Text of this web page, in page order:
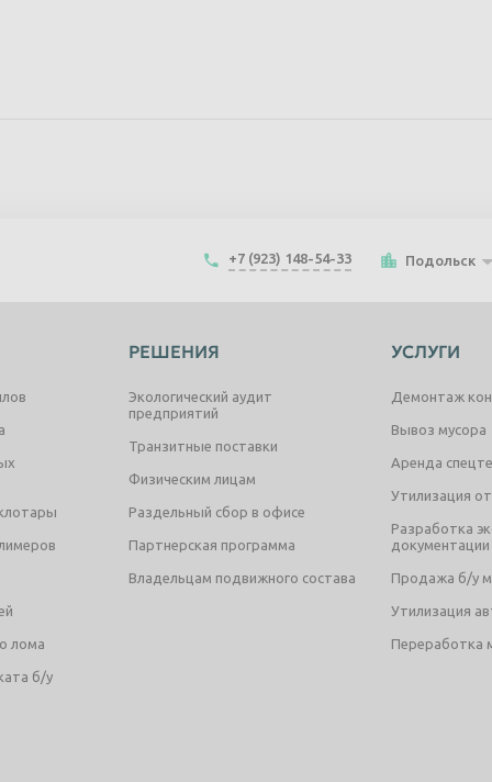
+7 (923) 148-54-33 Подольск
лома
б/у
РЕШЕНИЯ
Экологический аудит
предприятий
Транзитные поставки
Физическим лицам
Раздельный сбор в офисе
Партнерская программа
Владельцам подвижного состава
УСЛУГИ
Демонтаж
Вывоз мусора
Аренда
Утилизация
Разработка
документации
Продажа б/у
Утилизация
Переработка